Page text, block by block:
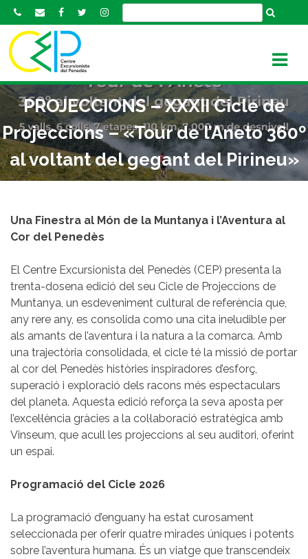
k
o
o
n
t
e
PROJECCIONS – XXXII Cicle de
Projeccions – «Tour de l’Aneto 360º
al voltant del gegant del Pirineu»
Una Finestra al Món de la Muntanya i l’Aventura al
Cor del Penedès
El Centre Excursionista del Penedès (CEP) presenta la
trenta-dosena edició del seu Cicle de Projeccions de
Muntanya, un esdeveniment cultural de referència que,
any rere any, es consolida como una cita ineludible per
als amants de l’aventura i la natura a la comarca. Amb
una trajectòria consolidada, el cicle té la missió de portar
al cor del Penedès històries inspiradores d’esforç,
superació i exploració dels racons més espectaculars
del planeta. Aquesta edició reforça la seva aposta per
l’excel·lència gràcies a la col·laboració estratègica amb
Vinseum, que acull les projeccions al seu auditori, oferint
un espai.
Programació del Cicle 2026
La programació d’enguany ha estat curosament
seleccionada per oferir quatre mirades úniques i potents
sobre l’aventura humana. És un viatge que transcendeix